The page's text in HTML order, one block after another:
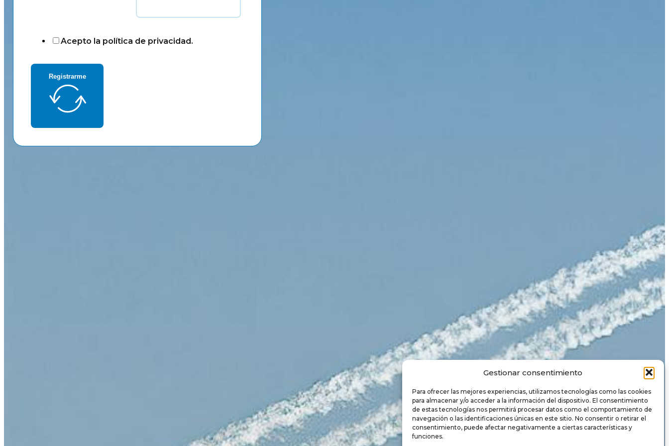
Gestionar consentimiento
Para ofrecer las mejores experiencias, utilizamos tecnologías como las cookies
para almacenar y/o acceder a la información del dispositivo. El consentimiento
de estas tecnologías nos permitirá procesar datos como el comportamiento de
navegación o las identificaciones únicas en este sitio. No consentir o retirar el
consentimiento, puede afectar negativamente a ciertas características y
funciones.
Acepto la política de privacidad.
Registrarme